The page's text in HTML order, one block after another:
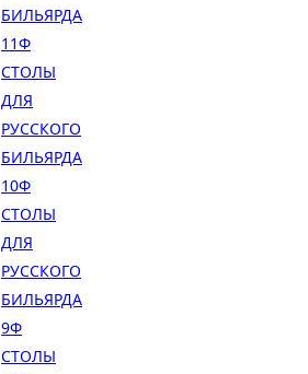
БИЛЬЯРДА
11Ф
СТОЛЫ
ДЛЯ
РУССКОГО
БИЛЬЯРДА
10Ф
СТОЛЫ
ДЛЯ
РУССКОГО
БИЛЬЯРДА
9Ф
СТОЛЫ